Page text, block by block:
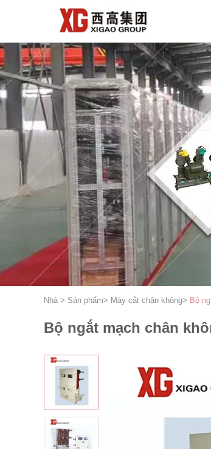
Nhà > Sản phẩm> Máy cắt chân không> Bộ
Bộ ngắt mạch chân